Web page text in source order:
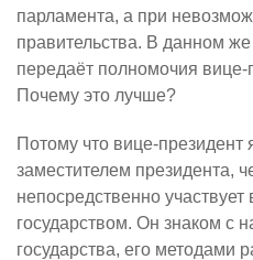
парламента, а при
правительства. В данном же
передаёт полномочия вице-
Почему это лучше?
Потому что вице-президент
заместителем президента,
непосредственно участвует
государством. Он знаком с
государства, его